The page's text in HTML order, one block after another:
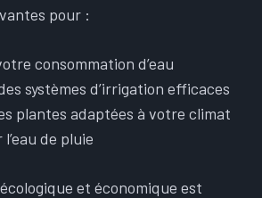
pour :
consommation d’eau
systèmes d’irrigation efficaces
plantes adaptées à votre climat
de pluie
et économique est